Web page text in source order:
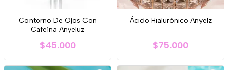
Contorno De Ojos Con
Cafeína Anyeluz
$45.000
Ácido Hialurónico Anyelz
$75.000